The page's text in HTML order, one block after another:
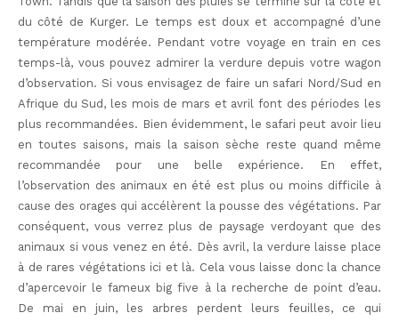
du côté de Kurger. Le temps est doux et accompagné d’une
température modérée. Pendant votre voyage en train en ces
temps-là, vous pouvez admirer la verdure depuis votre wagon
d’observation. Si vous envisagez de faire un safari Nord/Sud en
Afrique du Sud, les mois de mars et avril font des périodes les
plus recommandées. Bien évidemment, le safari peut avoir lieu
en toutes saisons, mais la saison sèche reste quand même
recommandée pour une belle expérience. En effet,
l’observation des animaux en été est plus ou moins difficile à
cause des orages qui accélèrent la pousse des végétations. Par
conséquent, vous verrez plus de paysage verdoyant que des
animaux si vous venez en été. Dès avril, la verdure laisse place
à de rares végétations ici et là. Cela vous laisse donc la chance
d’apercevoir le fameux big five à la recherche de point d’eau.
De mai en juin, les arbres perdent leurs feuilles, ce qui